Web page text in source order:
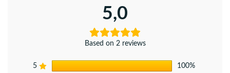
5,0
Based on 2 reviews
5 100%